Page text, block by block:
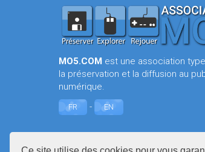
MO5.COM est une association
la préservation et la diffusion au
numérique.
FR - EN